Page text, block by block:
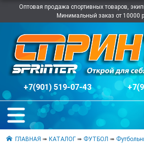
Оптовая продажа спортивных товаров,
Минимальный заказ от 10000
+7(901) 519-07-43
ГЛАВНАЯ ➠КАТАЛОГ ➠ ФУТБОЛ ➠